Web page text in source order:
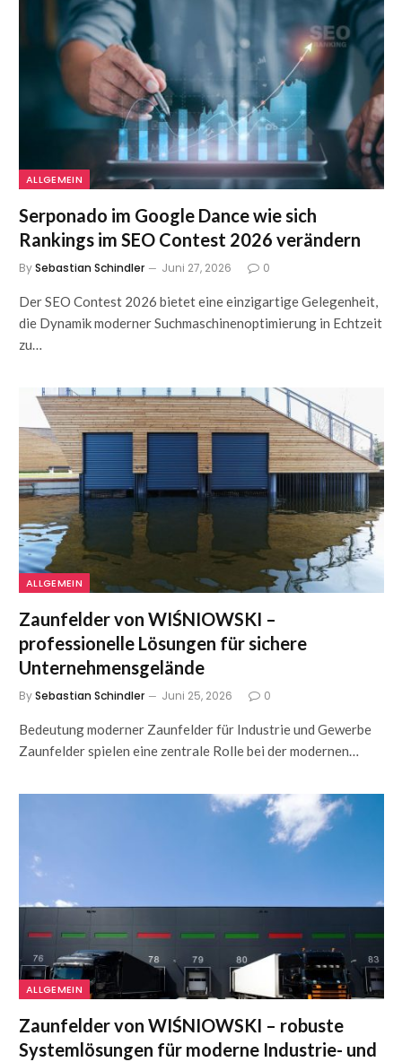
ALLGEMEIN
Serponado im Google Dance wie sich
Rankings im SEO Contest 2026 verändern
BySebastian Schindler Juni 27, 2026 0
Der SEO Contest 2026 bietet eine einzigartige Gelegenheit,
die Dynamik moderner Suchmaschinenoptimierung in Echtzeit
zu…
ALLGEMEIN
Zaunfelder von WIŚNIOWSKI –
professionelle Lösungen für sichere
Unternehmensgelände
BySebastian Schindler Juni 25, 2026 0
Bedeutung moderner Zaunfelder für Industrie und Gewerbe
Zaunfelder spielen eine zentrale Rolle bei der modernen…
ALLGEMEIN
Zaunfelder von WIŚNIOWSKI – robuste
Systemlösungen für moderne Industrie- und